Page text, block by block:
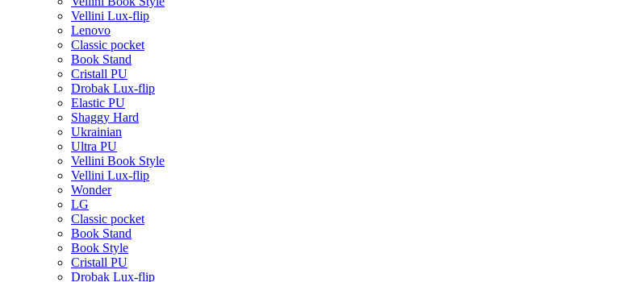
Vellini Lux-flip
Lenovo
Classic pocket
Book Stand
Cristall PU
Drobak Lux-flip
Elastic PU
Shaggy Hard
Ukrainian
Ultra PU
Vellini Book Style
Vellini Lux-flip
Wonder
LG
Classic pocket
Book Stand
Book Style
Cristall PU
Drobak Lux-flip